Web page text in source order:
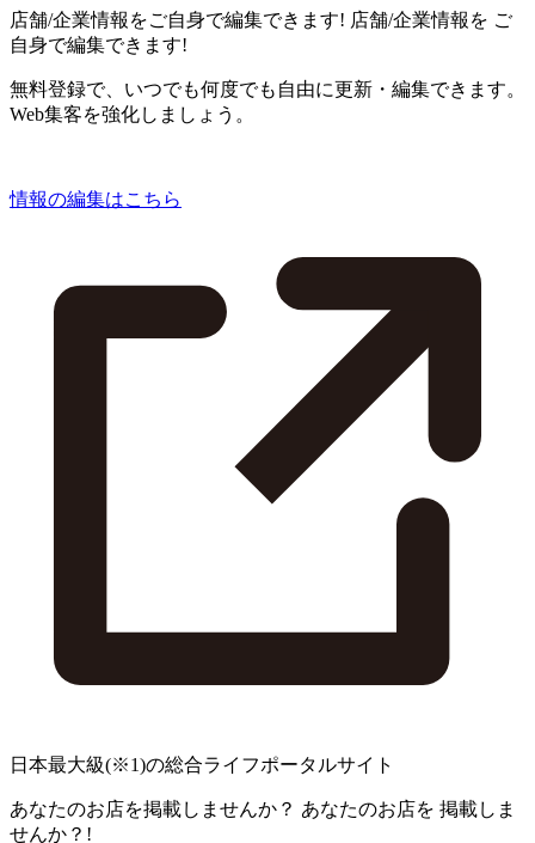
店舗/企業情報をご自身で編集できます! 店舗/企業情報を ご
自身で編集できます!
無料登録で、いつでも何度でも自由に更新・編集できます。
Web集客を強化しましょう。
情報の編集はこちら
日本最大級(※1)の総合ライフポータルサイト
あなたのお店を掲載しませんか？ あなたのお店を 掲載しま
せんか？!